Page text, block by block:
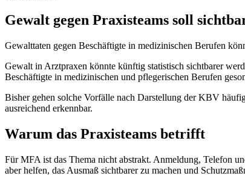
Gewalt gegen Praxisteams soll
Gewalttaten gegen Beschäftigte in medizinischen Berufen
Gewalt in Arztpraxen könnte künftig statistisch sichtbarer
Beschäftigte in medizinischen und pflegerischen Berufen
Bisher gehen solche Vorfälle nach Darstellung der KBV
ausreichend erkennbar.
Warum das Praxisteams betrifft
Für MFA ist das Thema nicht abstrakt. Anmeldung, Telefon
aber helfen, das Ausmaß sichtbarer zu machen und